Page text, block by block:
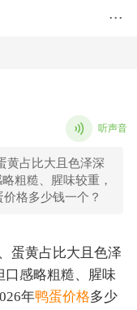
•••
听声音
黄占比大且色泽深
粗糙、腥味较重，
格多少钱一个？
蛋黄占比大且色泽
口感略粗糙、腥味
年鸭蛋价格多少